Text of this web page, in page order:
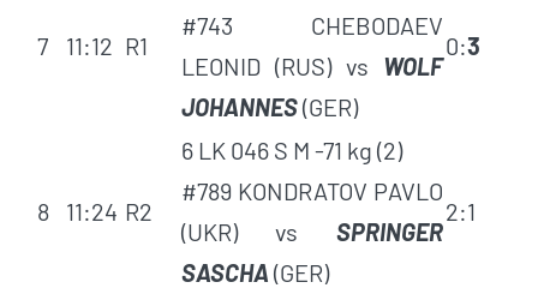
7 11:12 R1
#743 CHEBODAEV
LEONID (RUS) vs WOLF
JOHANNES(GER)
0:3
8 11:24 R2
6 LK 046 S M -71 kg (2)
#789 KONDRATOV PAVLO
(UKR) vs SPRINGER
SASCHA (GER)
2:1